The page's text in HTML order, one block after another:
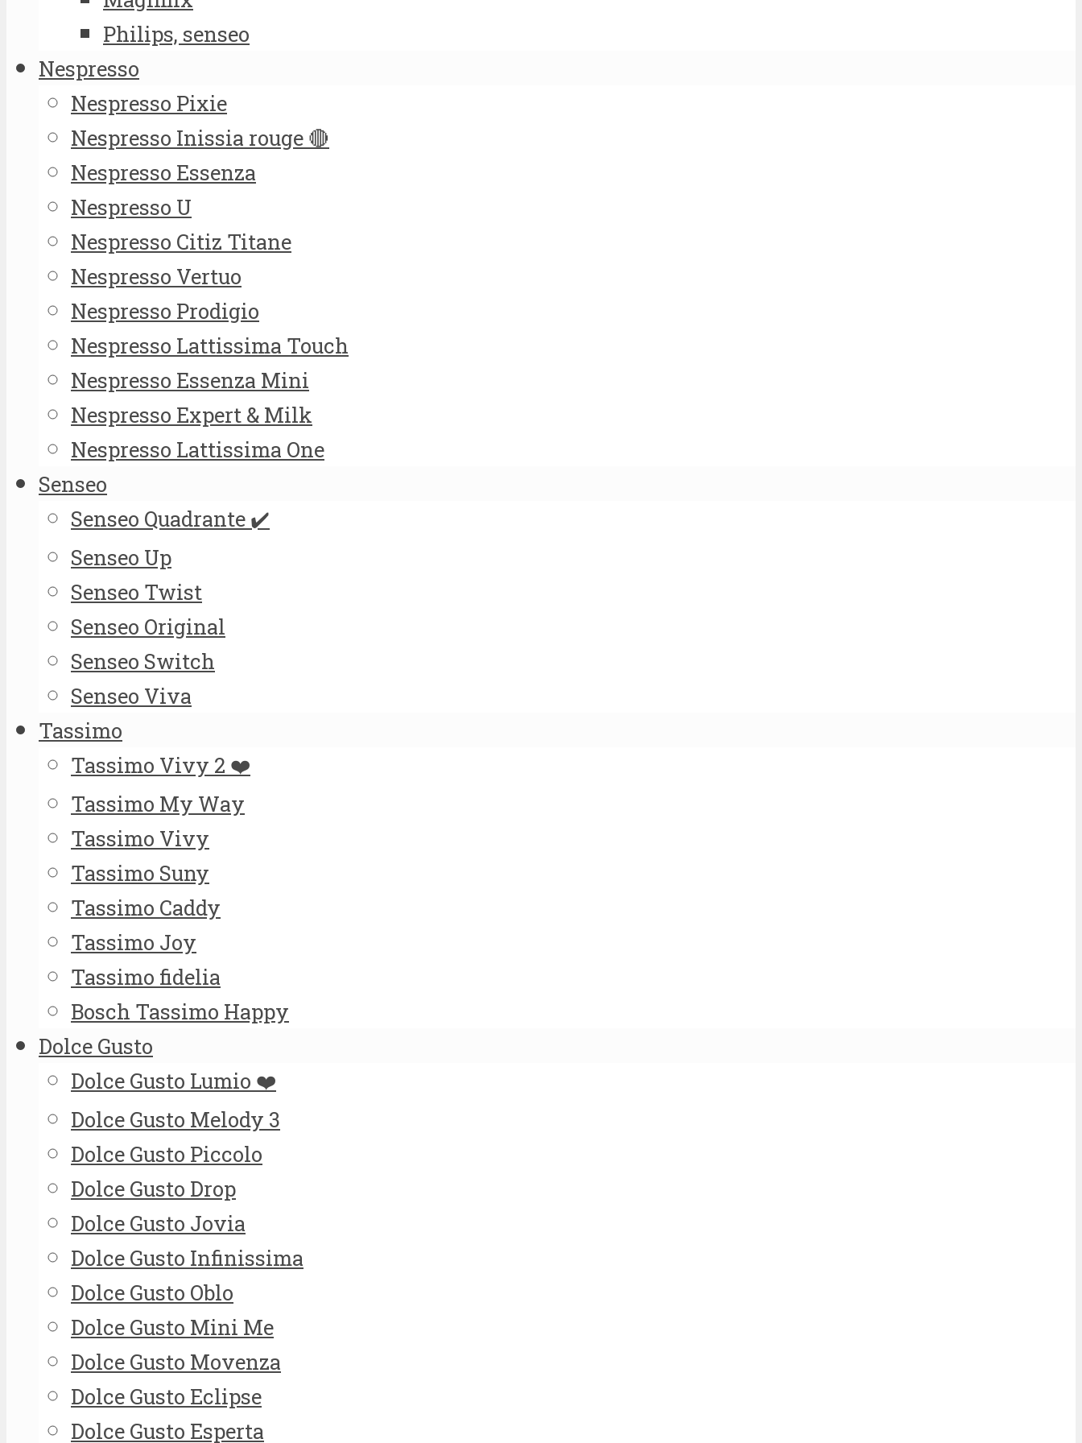
Philips, senseo
Nespresso
Nespresso Pixie
Nespresso Inissia rouge 🔴
Nespresso Essenza
Nespresso U
Nespresso Citiz Titane
Nespresso Vertuo
Nespresso Prodigio
Nespresso Lattissima Touch
Nespresso Essenza Mini
Nespresso Expert & Milk
Nespresso Lattissima One
Senseo
Senseo Quadrante ✔️
Senseo Up
Senseo Twist
Senseo Original
Senseo Switch
Senseo Viva
Tassimo
Tassimo Vivy 2 ❤️
Tassimo My Way
Tassimo Vivy
Tassimo Suny
Tassimo Caddy
Tassimo Joy
Tassimo fidelia
Bosch Tassimo Happy
Dolce Gusto
Dolce Gusto Lumio ❤️
Dolce Gusto Melody 3
Dolce Gusto Piccolo
Dolce Gusto Drop
Dolce Gusto Jovia
Dolce Gusto Infinissima
Dolce Gusto Oblo
Dolce Gusto Mini Me
Dolce Gusto Movenza
Dolce Gusto Eclipse
Dolce Gusto Esperta